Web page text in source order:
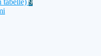
tabelle) 9